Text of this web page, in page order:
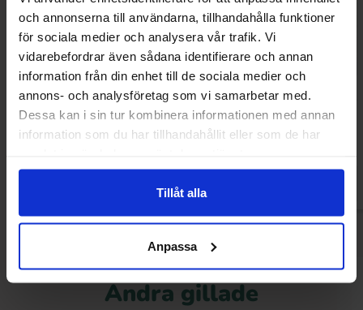
och annonserna till användarna, tillhandahålla funktioner
för sociala medier och analysera vår trafik. Vi
vidarebefordrar även sådana identifierare och annan
information från din enhet till de sociala medier och
annons- och analysföretag som vi samarbetar med.
Dessa kan i sin tur kombinera informationen med annan
information som du har tillhandahållit eller som de har
Tillåt alla
Anpassa
Dr Fire Crisps Cheesy Jalapeno 80g x
20st
Takis Fuego
Andra gillade